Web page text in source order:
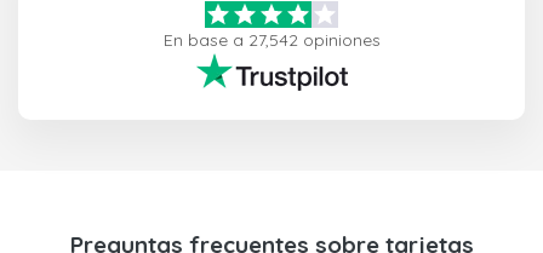
En base a 27,542 opiniones
Preguntas frecuentes sobre tarjetas